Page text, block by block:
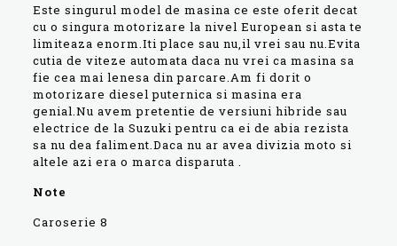
Este singurul model de masina ce este oferit decat
cu o singura motorizare la nivel European si asta te
limiteaza enorm.Iti place sau nu,il vrei sau nu.Evita
cutia de viteze automata daca nu vrei ca masina sa
fie cea mai lenesa din parcare.Am fi dorit o
motorizare diesel puternica si masina era
genial.Nu avem pretentie de versiuni hibride sau
electrice de la Suzuki pentru ca ei de abia rezista
sa nu dea faliment.Daca nu ar avea divizia moto si
altele azi era o marca disparuta .
Note
Caroserie 8